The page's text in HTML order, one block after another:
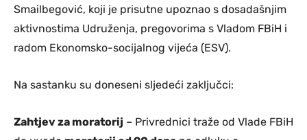
Smailbegović, koji je prisutne upoznao s dosadašnjim
aktivnostima Udruženja, pregovorima s Vladom FBiH i
radom Ekonomsko-socijalnog vijeća (ESV).
Na sastanku su doneseni sljedeći zaključci:
Zahtjev za moratorij – Privrednici traže od Vlade FBiH